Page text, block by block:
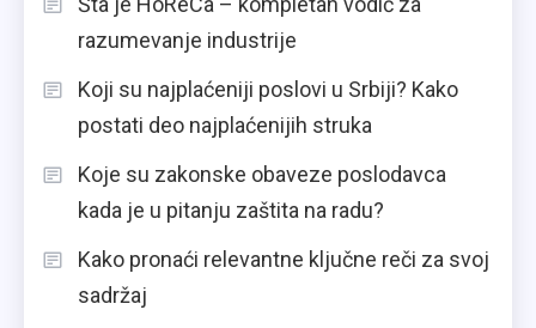
razumevanje industrije
Koji su najplaćeniji poslovi u Srbiji? Kako
postati deo najplaćenijih struka
Koje su zakonske obaveze poslodavca
kada je u pitanju zaštita na radu?
Kako pronaći relevantne ključne reči za svoj
sadržaj